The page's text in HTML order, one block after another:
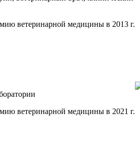
ветеринарной медицины в 2013 г.
ветеринарной медицины в 2021 г.